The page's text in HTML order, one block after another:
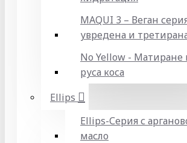
MAQUI 3 – Веган
увредена и
No Yellow - Матиране
руса коса
Ellips
Ellips-Серия с
масло